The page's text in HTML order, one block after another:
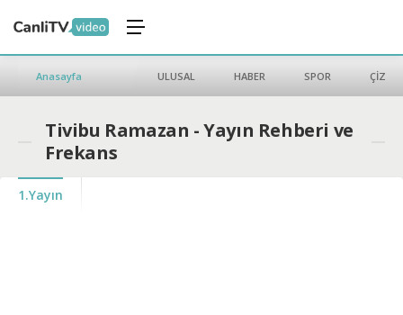
Anasayfa ULUSAL HABER SPOR ÇİZGİ
Tivibu Ramazan - Yayın Rehberi ve
Frekans
1.Yayın